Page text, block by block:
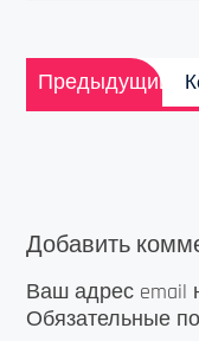
Навигация
по
записям
Предыдущий
Добавить
Ваш адрес email
Обязательные